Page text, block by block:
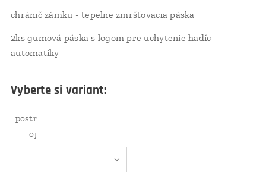
chránič zámku - tepelne zmršťovacia páska
2ks gumová páska s logom pre uchytenie hadíc
automatiky
Vyberte si variant:
postr
oj